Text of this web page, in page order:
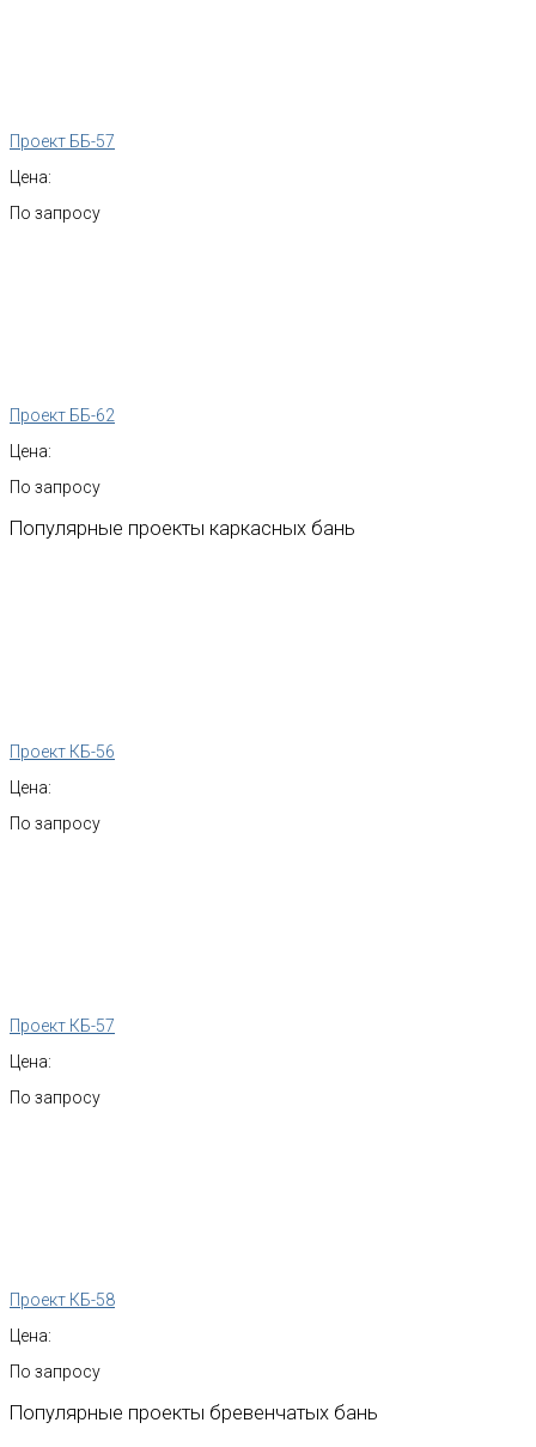
Проект ББ-57
Цена:
По запросу
Проект ББ-62
Цена:
По запросу
Популярные проекты каркасных бань
Проект КБ-56
Цена:
По запросу
Проект КБ-57
Цена:
По запросу
Проект КБ-58
Цена:
По запросу
Популярные проекты бревенчатых бань